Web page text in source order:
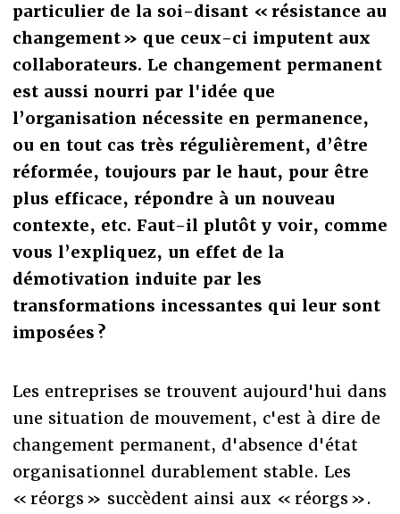
particulier de la soi-disant « résistance au
changement » que ceux-ci imputent aux
collaborateurs. Le changement permanent
est aussi nourri par l'idée que
l’organisation nécessite en permanence,
ou en tout cas très régulièrement, d’être
réformée, toujours par le haut, pour être
plus efficace, répondre à un nouveau
contexte, etc. Faut-il plutôt y voir, comme
vous l’expliquez, un effet de la
démotivation induite par les
transformations incessantes qui leur sont
imposées ?
Les entreprises se trouvent aujourd'hui dans
une situation de mouvement, c'est à dire de
changement permanent, d'absence d'état
organisationnel durablement stable. Les
« réorgs » succèdent ainsi aux « réorgs ».